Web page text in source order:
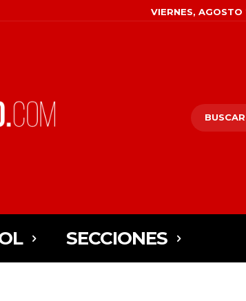
VIERNES,
BUSCAR
SECCIONES